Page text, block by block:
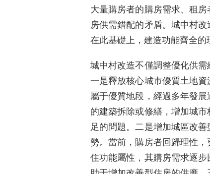
大量購房者的購房需求、租
房供需錯配的矛盾。城中村
在此基礎上，建造功能齊全的
城中村改造不僅調整優化供需
一是釋放核心城市優質土地資
屬于優質地段，經過多年發
的建築拆除或修繕，增加城
足的問題。二是增加城區改
勢。當前，購房者回歸理性
住功能屬性，其購房需求逐